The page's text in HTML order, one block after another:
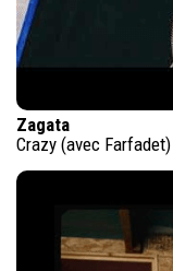
Zagata
Crazy (avec Farfadet)